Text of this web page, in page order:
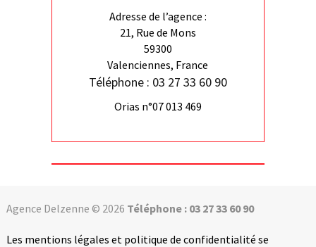
Adresse de l’agence :
21, Rue de Mons
59300
Valenciennes, France
Téléphone : 03 27 33 60 90
Orias n°07 013 469
Agence Delzenne © 2026 Téléphone : 03 27 33 60 90
Les mentions légales et politique de confidentialité se